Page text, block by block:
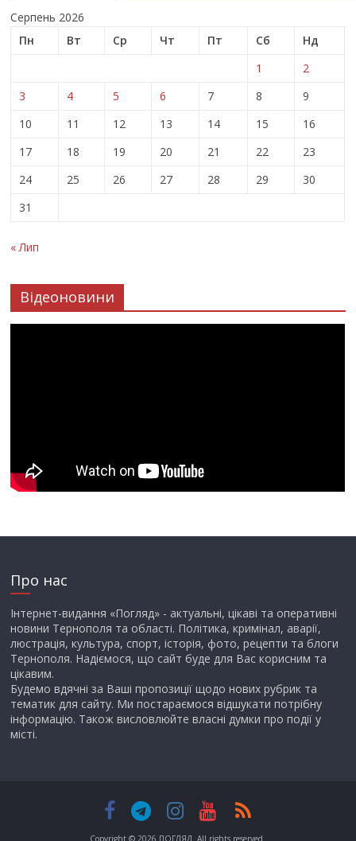
Серпень 2026
Пн
Вт Ср Чт Пт Сб
Нд
1
2
3
4 5 6 7 8
9
10
11 12 13 14 15
16
17
18 19 20 21 22
23
24
25 26 27 28 29
30
31
« Лип
Відеоновини
Про нас
Інтернет-видання «Погляд» - актуальні, цікаві та оперативні
новини Тернополя та області. Політика, кримінал, аварії,
люстрація, культура, спорт, історія, фото, рецепти та блоги
Тернополя. Надіємося, що сайт буде для Вас корисним та
цікавим.
Будемо вдячні за Ваші пропозиції щодо нових рубрик та
тематик для сайту. Ми постараємося відшукати потрібну
інформацію. Також висловлюйте власні думки про події у
місті.
Copyright © 2026 ПОГЛЯД . All rights reserved.